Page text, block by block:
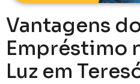
Vantagens
Empréstimo
Luz em